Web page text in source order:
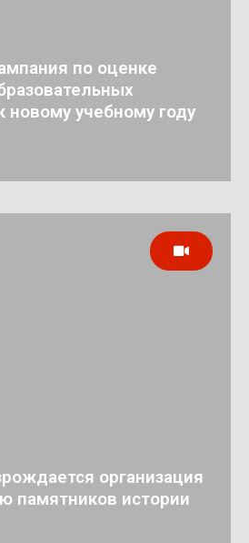
по оценке
новому учебному году
организация
памятников истории